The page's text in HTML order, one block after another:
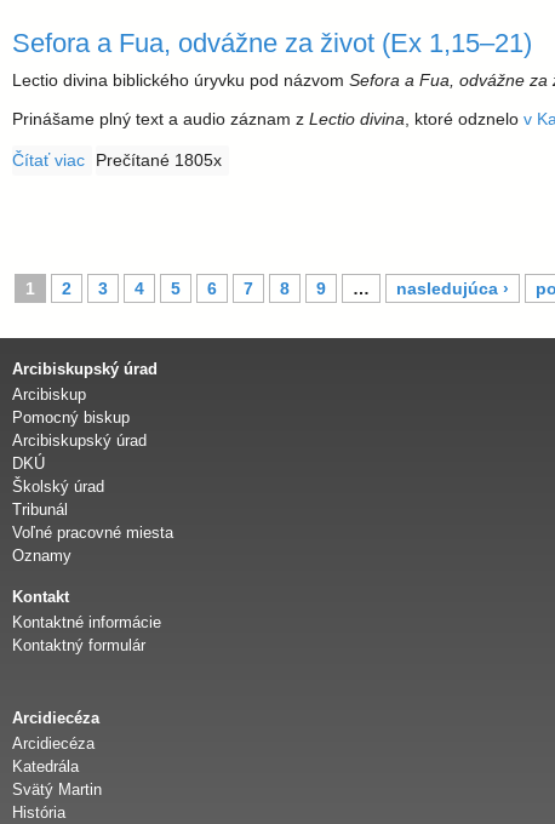
Sefora a Fua, odvážne za život (Ex 1,15–21)
Lectio divina biblického úryvku pod názvom Sefora a Fua, odvážne za
Prinášame plný text a audio záznam z Lectio divina , ktoré odznelo v
Čítať viac o Sefora a Fua, odvážne za život (Ex 1,15–21)
Prečítané 1805x
S
t
n
k
y
1 2 3 4 5 6 7 8 9 … nasledujúca ›
Arcibiskupský úrad
Arcibiskup
Pomocný biskup
Arcibiskupský úrad
DKÚ
Školský úrad
Tribunál
Voľné pracovné miesta
Oznamy
Kontakt
Kontaktné informácie
Kontaktný formulár
Arcidiecéza
Arcidiecéza
Katedrála
Svätý Martin
História